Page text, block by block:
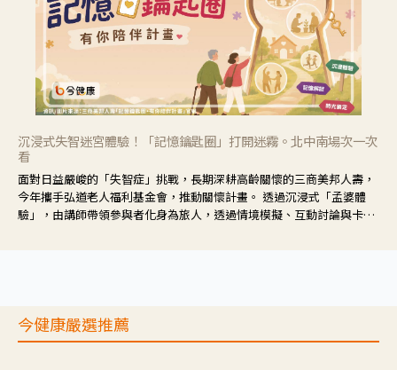
沉浸式失智迷宮體驗！「記憶鑰匙圈」打開迷霧。北中南場次一次
看
面對日益嚴峻的「失智症」挑戰，長期深耕高齡關懷的三商美邦人壽，
今年攜手弘道老人福利基金會，推動關懷計畫。 透過沉浸式「孟婆體
驗」，由講師帶領參與者化身為旅人，透過情境模擬、互動討論與卡牌
今健康嚴選推薦